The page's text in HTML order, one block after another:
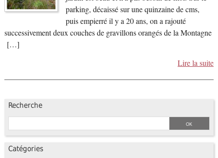
parking, décaissé sur une quinzaine de cms,
puis empierré il y a 20 ans, on a rajouté
successivement deux couches de gravillons orangés de la Montagne
[…]
Lire la suite
Recherche
Catégories